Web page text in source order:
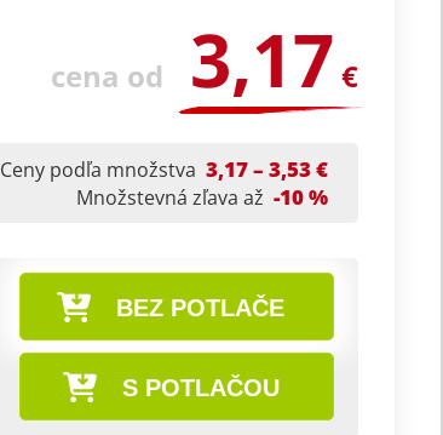
cena od 3,17 €
Ceny podľa množstva 3,17 – 3,53 €
Množstevná zľava až -10 %
BEZ POTLAČE
S POTLAČOU